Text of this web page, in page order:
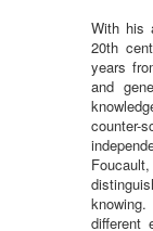
With his
20th
years
and
counter-
different